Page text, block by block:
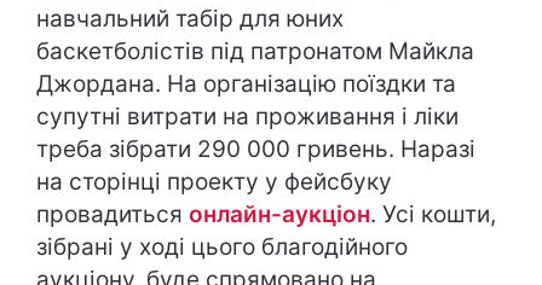
навчальний табір для юних
баскетболістів під патронатом Майкла
Джордана. На організацію поїздки та
супутні витрати на проживання і ліки
треба зібрати 290 000 гривень. Наразі
на сторінці проекту у фейсбуку
провадиться онлайн-аукціон. Усі кошти,
зібрані у ході цього благодійного